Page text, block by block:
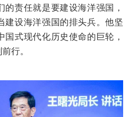
的责任就是要建设海洋强国，
建设海洋强国的排头兵。他坚
国式现代化历史使命的巨轮，
行。